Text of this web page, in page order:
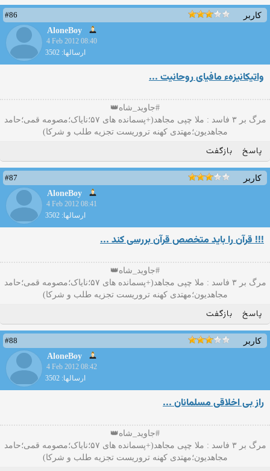
کاربر
#86
AloneBoy
4 Feb 2012 08:40
ارسالها: 3502
واتیکانیزهء مافیای روحانیت ...
#جاوید_شاه👑
مرگ بر ۳ فاسد : ملا چپی مجاهد(+پسمانده های ۵۷؛نایاک؛مصومه قمی؛حامد
مجاهدیون؛مهتدی کهنه تروریست تجزیه طلب و شرکا)
پاسخ بازگفت
کاربر
#87
AloneBoy
4 Feb 2012 08:41
ارسالها: 3502
!!! قرآن را باید متخصص قرآن بررسی کند ...
#جاوید_شاه👑
مرگ بر ۳ فاسد : ملا چپی مجاهد(+پسمانده های ۵۷؛نایاک؛مصومه قمی؛حامد
مجاهدیون؛مهتدی کهنه تروریست تجزیه طلب و شرکا)
پاسخ بازگفت
کاربر
#88
AloneBoy
4 Feb 2012 08:42
ارسالها: 3502
راز بی اخلاقی مسلمانان ...
#جاوید_شاه👑
مرگ بر ۳ فاسد : ملا چپی مجاهد(+پسمانده های ۵۷؛نایاک؛مصومه قمی؛حامد
مجاهدیون؛مهتدی کهنه تروریست تجزیه طلب و شرکا)